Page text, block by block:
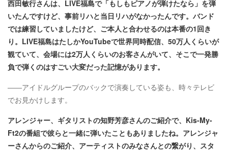
西田敏行さんは、LIVE福島で「もしもピアノが弾けたなら」を弾
いたんですけど、事前リハと当日リハがなかったんです。バンド
では練習していましたけど、ご本人と合わせるのは本番の1回き
り。LIVE福島はたしかYouTubeで世界同時配信、50万人くらいが
観ていて、会場には2万人くらいのお客さんがいて、そこで一発勝
負で弾くのはすごい大変だった記憶があります。
――アイドルグループのバックで演奏している姿も、時々テレビ
でお見かけします。
アレンジャー、ギタリストの知野芳彦さんのご紹介で、Kis-My-
Ft2の番組で彼らと一緒に弾いたこともありましたね。アレンジャ
ーさんからのご紹介、アーティストのみなさんとの繋がり、スタ